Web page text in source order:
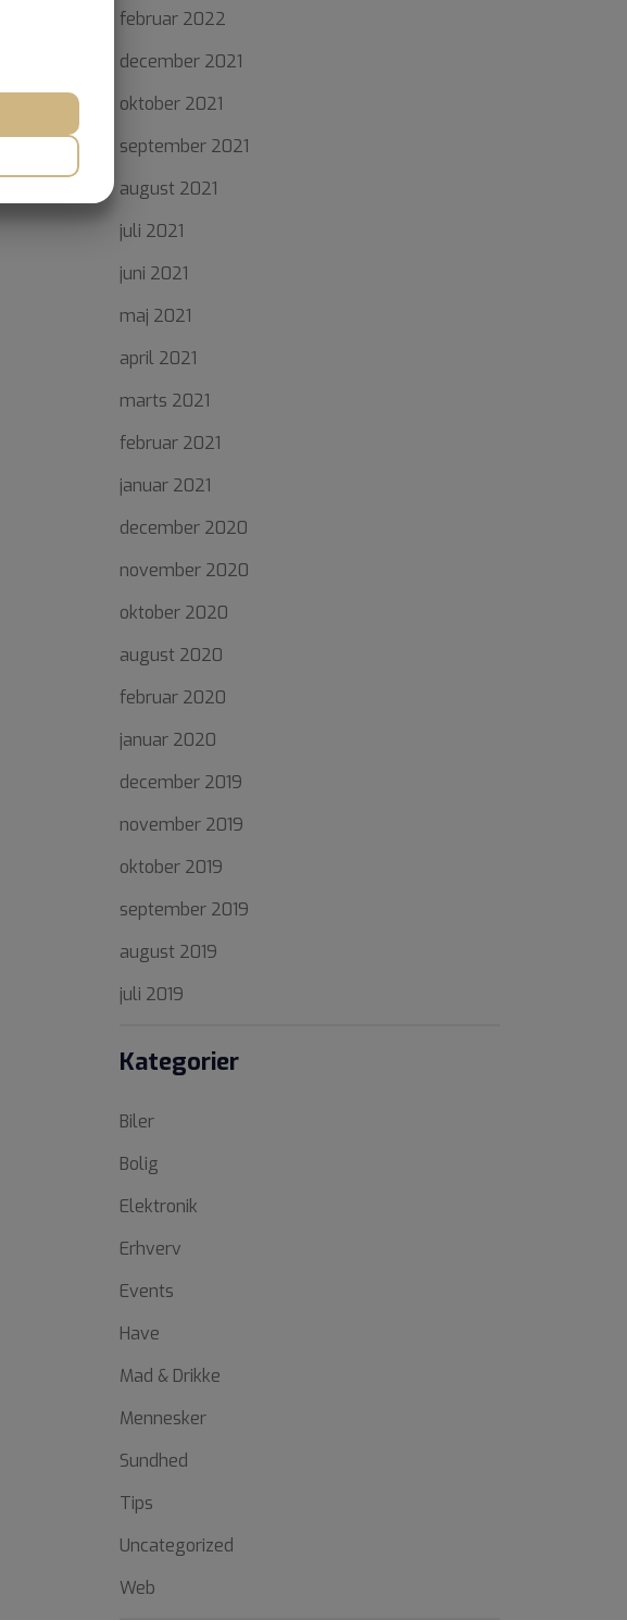
februar 2022
december 2021
oktober 2021
september 2021
august 2021
juli 2021
juni 2021
maj 2021
april 2021
marts 2021
februar 2021
januar 2021
december 2020
november 2020
oktober 2020
august 2020
februar 2020
januar 2020
december 2019
november 2019
oktober 2019
september 2019
august 2019
juli 2019
Kategorier
Biler
Bolig
Elektronik
Erhverv
Events
Have
Mad & Drikke
Mennesker
Sundhed
Tips
Uncategorized
Web